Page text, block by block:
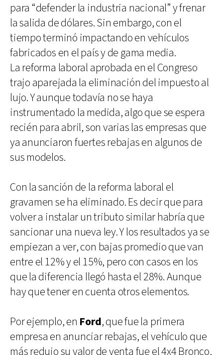
para “defender la industria nacional” y frenar
la salida de dólares. Sin embargo, con el
tiempo terminó impactando en vehículos
fabricados en el país y de gama media.
La reforma laboral aprobada en el Congreso
trajo aparejada la eliminación del impuesto al
lujo. Y aunque todavía no se haya
instrumentado la medida, algo que se espera
recién para abril, son varias las empresas que
ya anunciaron fuertes rebajas en algunos de
sus modelos.
Con la sanción de la reforma laboral el
gravamen se ha eliminado. Es decir que para
volver a instalar un tributo similar habría que
sancionar una nueva ley. Y los resultados ya se
empiezan a ver, con bajas promedio que van
entre el 12% y el 15%, pero con casos en los
que la diferencia llegó hasta el 28%. Aunque
hay que tener en cuenta otros elementos.
Por ejemplo, en Ford, que fue la primera
empresa en anunciar rebajas, el vehículo que
más redujo su valor de venta fue el 4x4 Bronco,